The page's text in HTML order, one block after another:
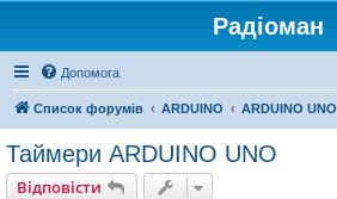
Радіоман
Допомога
Список форумів ARDUINO ARDUINO UNO
Таймери ARDUINO UNO
Відповісти